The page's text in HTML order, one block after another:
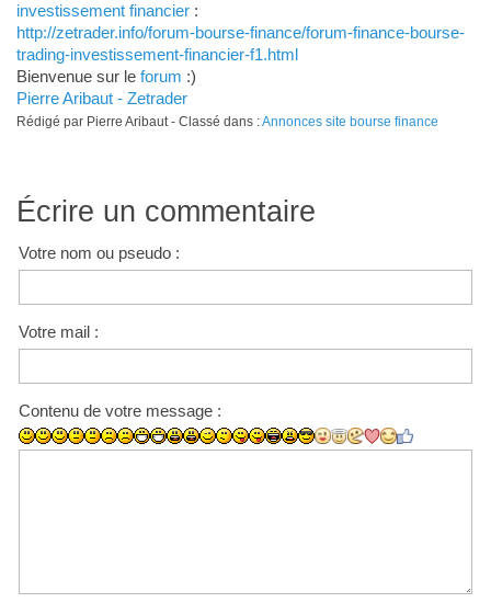
investissement financier:
http://zetrader.info/forum-bourse-finance/forum-finance-bourse-
trading-investissement-financier-f1.html
Bienvenue sur le forum :)
Pierre Aribaut - Zetrader
Rédigé par Pierre Aribaut - Classé dans :Annonces site bourse finance
Écrire un commentaire
Votre nom ou pseudo :
Votre mail :
Contenu de votre message :